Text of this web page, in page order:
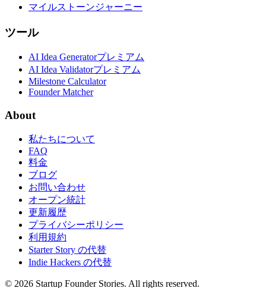
マイルストーンジャーニー
ツール
AI Idea Generatorプレミアム
AI Idea Validatorプレミアム
Milestone Calculator
Founder Matcher
About
私たちについて
FAQ
料金
ブログ
お問い合わせ
オープン統計
更新履歴
プライバシーポリシー
利用規約
Starter Story の代替
Indie Hackers の代替
© 2026 Startup Founder Stories. All rights reserved.